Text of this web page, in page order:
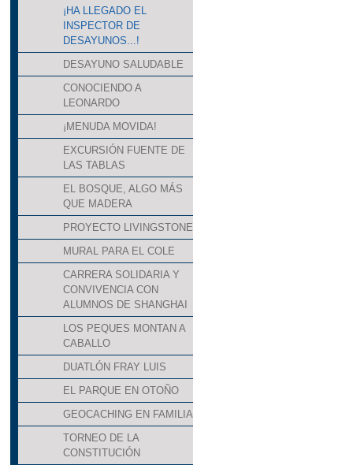
¡HA LLEGADO EL
INSPECTOR DE
DESAYUNOS...!
DESAYUNO SALUDABLE
CONOCIENDO A
LEONARDO
¡MENUDA MOVIDA!
EXCURSIÓN FUENTE DE
LAS TABLAS
EL BOSQUE, ALGO MÁS
QUE MADERA
PROYECTO LIVINGSTONE
MURAL PARA EL COLE
CARRERA SOLIDARIA Y
CONVIVENCIA CON
ALUMNOS DE SHANGHAI
LOS PEQUES MONTAN A
CABALLO
DUATLÓN FRAY LUIS
EL PARQUE EN OTOÑO
GEOCACHING EN FAMILIA
TORNEO DE LA
CONSTITUCIÓN